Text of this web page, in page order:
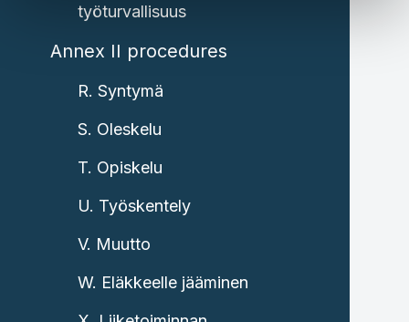
työturvallisuus
Annex II procedures
R. Syntymä
S. Oleskelu
T. Opiskelu
U. Työskentely
V. Muutto
W. Eläkkeelle jääminen